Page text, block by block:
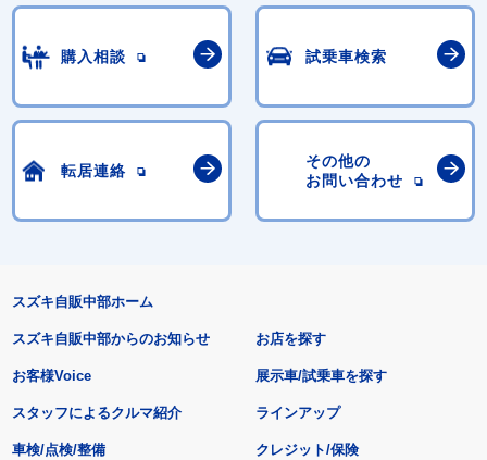
購入相談 試乗車検索
転居連絡
その他の
お問い合わせ
スズキ自販中部ホーム
スズキ自販中部からのお知らせ
お客様Voice
スタッフによるクルマ紹介
お店を探す
展示車/試乗車を探す
ラインアップ
車検/点検/整備 クレジット/保険